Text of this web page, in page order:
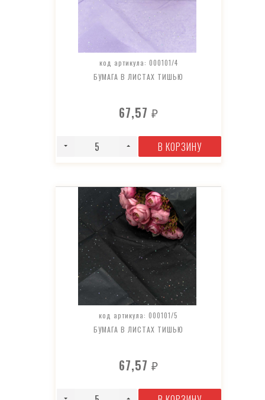
код артикула: 000101/4
БУМАГА В ЛИСТАХ ТИШЬЮ
67,57 ₽
В КОРЗИНУ
код артикула: 000101/5
БУМАГА В ЛИСТАХ ТИШЬЮ
67,57 ₽